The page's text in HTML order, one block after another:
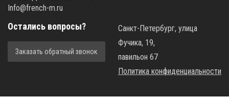
Info@french-m.ru
Остались вопросы?
Заказать обратный звонок
Санкт-Петербург, улица
Фучика, 19,
павильон 67
Политика конфиденциальности